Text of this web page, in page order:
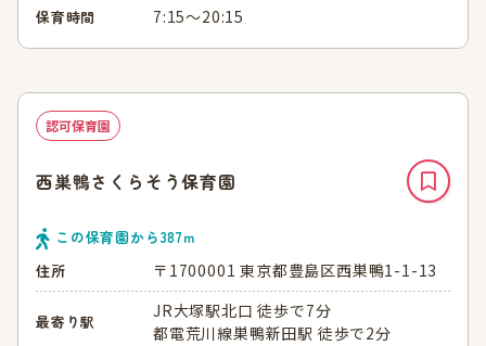
保育時間 7:15～20:15
認可保育園
西巣鴨さくらそう保育園
この保育園から387ｍ
住所
〒1700001 東京都豊島区西巣鴨1-1-13
最寄り駅
JR大塚駅北口 徒歩で7分
都電荒川線巣鴨新田駅 徒歩で2分